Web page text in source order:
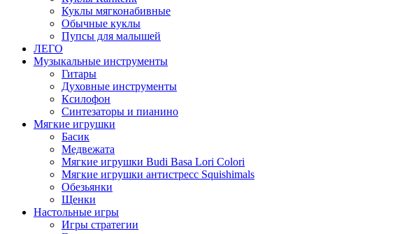
Куклы мягконабивные
Обычные куклы
Пупсы для малышей
ЛЕГО
Музыкальные инструменты
Гитары
Духовные инструменты
Ксилофон
Синтезаторы и пианино
Мягкие игрушки
Басик
Медвежата
Мягкие игрушки Budi Basa Lori Colori
Мягкие игрушки антистресс Squishimals
Обезьянки
Щенки
Настольные игры
Игры стратегии